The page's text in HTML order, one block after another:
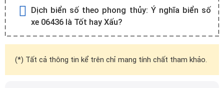
Dịch biển số theo phong thủy: Ý nghĩa biển số
xe 06436 là Tốt hay Xấu?
(*) Tất cả thông tin kể trên chỉ mang tính chất tham khảo.